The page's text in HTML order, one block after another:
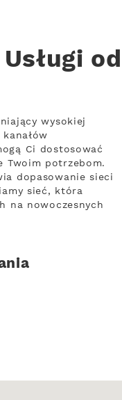
od
wysokiej
Ci dostosować
Twoim potrzebom.
dopasowanie sieci
sieć, która
na nowoczesnych